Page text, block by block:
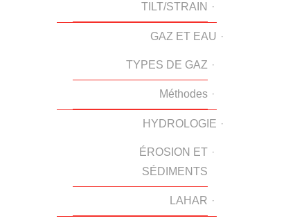
TILT/STRAIN
GAZ ET EAU
TYPES DE GAZ
Méthodes
HYDROLOGIE
ÉROSION ET
SÉDIMENTS
LAHAR